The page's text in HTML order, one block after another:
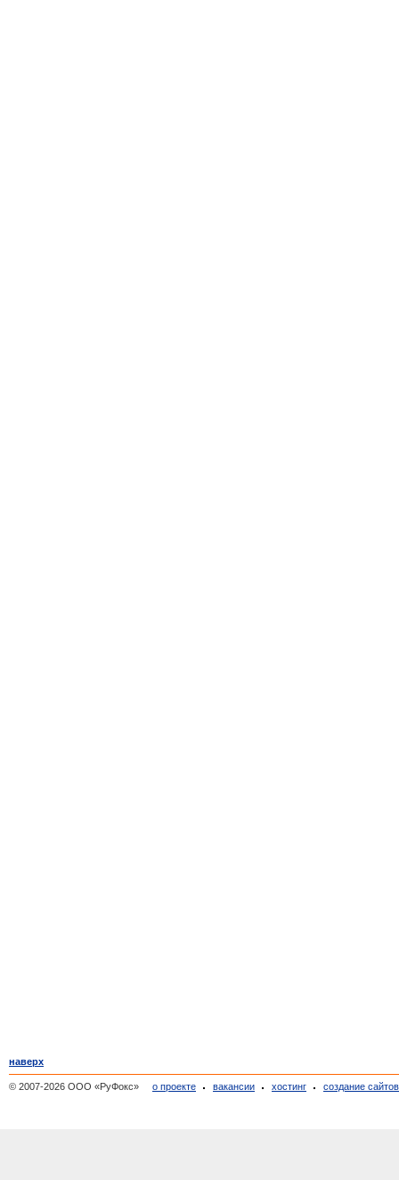
наверх
© 2007-2026 ООО «РуФокс» о проекте вакансии хостинг создание сайтов